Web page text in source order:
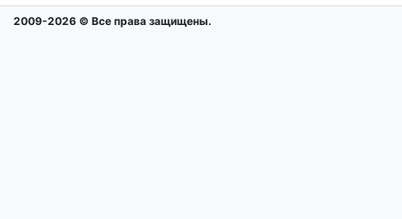
2009-2026 © Все права защищены.